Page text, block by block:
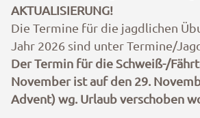
AKTUALISIERUNG!
Die Termine für die jagdlichen
Jahr 2026 sind unter Termine/
Der Termin für die Schweiß-/
November ist auf den 29.
Advent) wg. Urlaub verschoben